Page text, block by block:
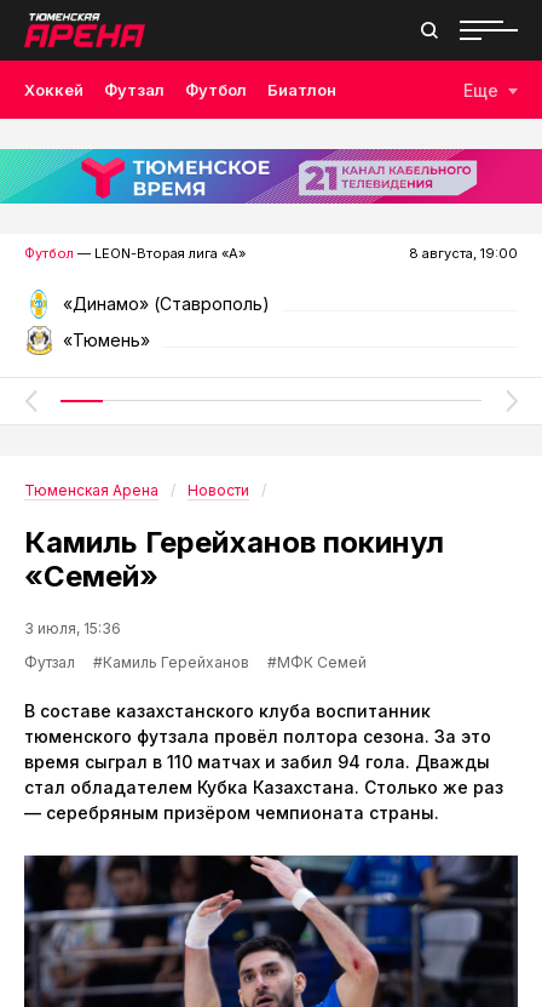
Хоккей Футзал Футбол Биатлон
Лыжные гонки Волейбол Плавание Дзюдо
Скалолазание Велоспорт Бокс
Еще
Футбол — LEON-Вторая лига «А» 8 августа, 19:00
«Динамо» (Ставрополь)
«Тюмень»
Тюменская Арена Новости
Камиль Герейханов покинул
«Семей»
3 июля, 15:36
Футзал
#Камиль Герейханов #МФК Семей
В составе казахстанского клуба воспитанник
тюменского футзала провёл полтора сезона. За это
время сыграл в 110 матчах и забил 94 гола. Дважды
стал обладателем Кубка Казахстана. Столько же раз
— серебряным призёром чемпионата страны.